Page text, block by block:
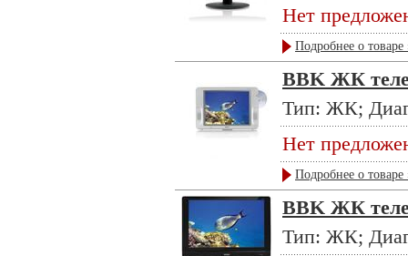
Нет
Подробнее о товаре
BBK ЖК
Тип: ЖК;
Нет
Подробнее о товаре
BBK ЖК
Тип: ЖК;